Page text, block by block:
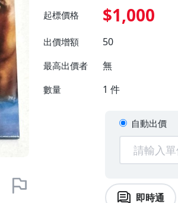
起標價格 $1,000
出價增額 50
最高出價者 無
數量 1 件
自動出價
即時通